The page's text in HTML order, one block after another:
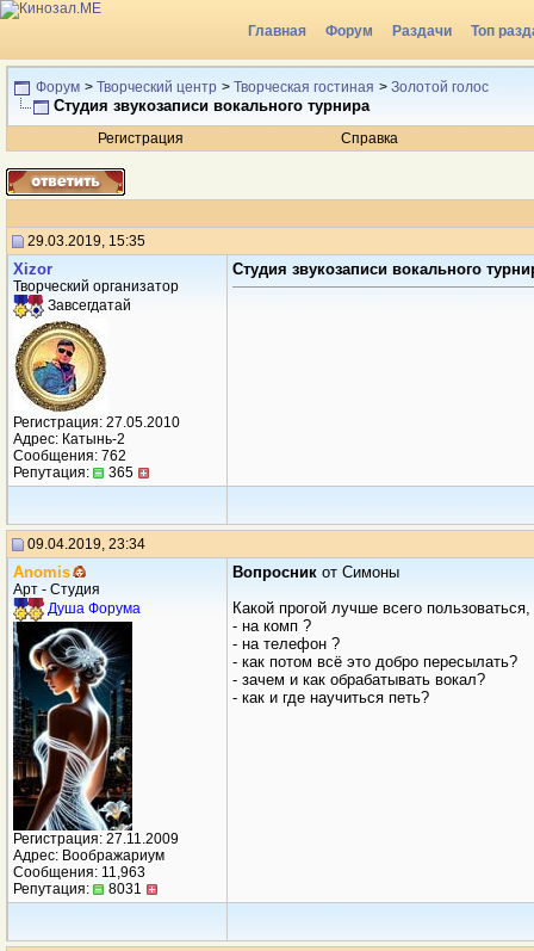
Главная Форум Раздачи Топ
Форум > Творческий центр > Творческая гостиная > Золотой голос
Студия звукозаписи вокального турнира
Регистрация Справка
29.03.2019, 15:35
Xizor
Творческий организатор
Завсегдатай
Регистрация: 27.05.2010
Адрес: Катынь-2
Сообщения: 762
Репутация:
365
Студия звукозаписи вокального
09.04.2019, 23:34
Anomis
Арт - Студия
Душа Форума
Регистрация: 27.11.2009
Адрес: Воображариум
Сообщения: 11,963
Репутация:
8031
Вопросник от Симоны
Какой прогой лучше всего
- на комп ?
- на телефон ?
- как потом всё это добро пересылать?
- зачем и как обрабатывать вокал?
- как и где научиться петь?